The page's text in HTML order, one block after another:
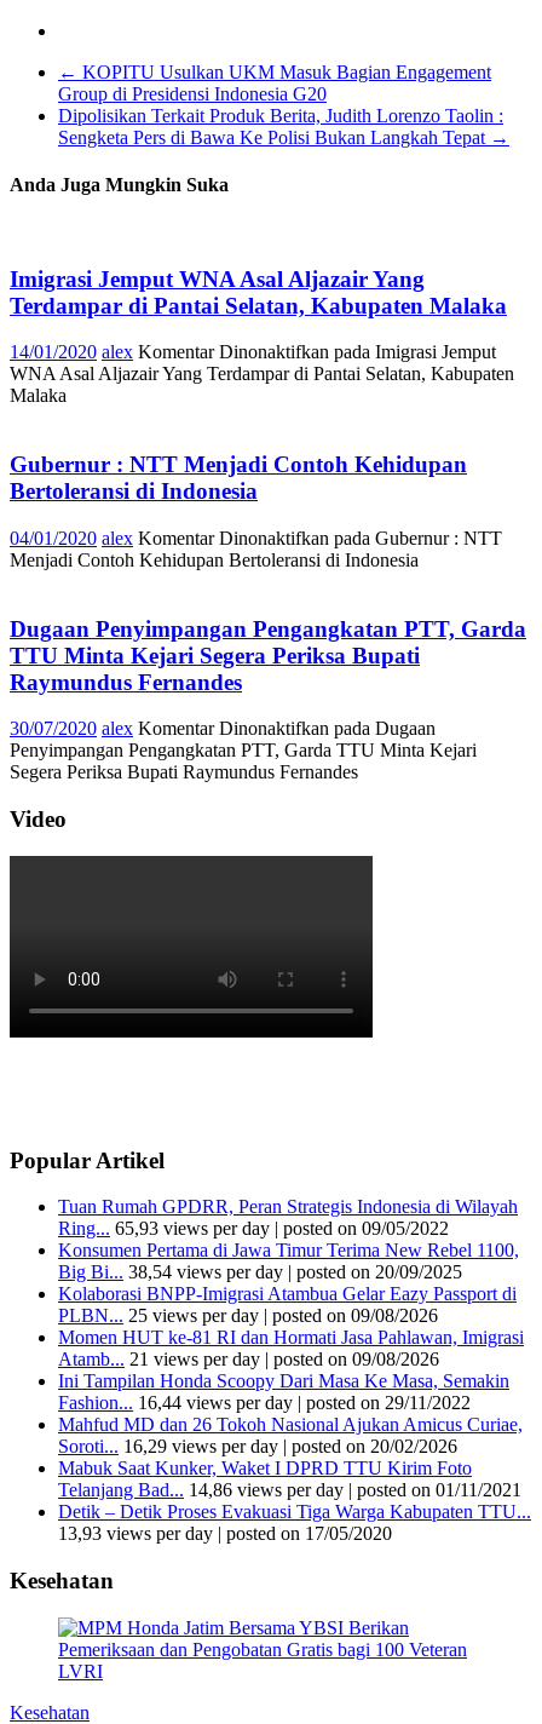
← KOPITU Usulkan UKM Masuk Bagian Engagement
Group di Presidensi Indonesia G20
Dipolisikan Terkait Produk Berita, Judith Lorenzo Taolin :
Sengketa Pers di Bawa Ke Polisi Bukan Langkah Tepat →
Anda Juga Mungkin Suka
Imigrasi Jemput WNA Asal Aljazair Yang
Terdampar di Pantai Selatan, Kabupaten Malaka
14/01/2020 alex Komentar Dinonaktifkan pada Imigrasi Jemput
WNA Asal Aljazair Yang Terdampar di Pantai Selatan, Kabupaten
Malaka
Gubernur : NTT Menjadi Contoh Kehidupan
Bertoleransi di Indonesia
04/01/2020 alex Komentar Dinonaktifkan pada Gubernur : NTT
Menjadi Contoh Kehidupan Bertoleransi di Indonesia
Dugaan Penyimpangan Pengangkatan PTT, Garda
TTU Minta Kejari Segera Periksa Bupati
Raymundus Fernandes
30/07/2020 alex Komentar Dinonaktifkan pada Dugaan
Penyimpangan Pengangkatan PTT, Garda TTU Minta Kejari
Segera Periksa Bupati Raymundus Fernandes
Video
Popular Artikel
Tuan Rumah GPDRR, Peran Strategis Indonesia di Wilayah
Ring... 65,93 views per day | posted on 09/05/2022
Konsumen Pertama di Jawa Timur Terima New Rebel 1100,
Big Bi... 38,54 views per day | posted on 20/09/2025
Kolaborasi BNPP-Imigrasi Atambua Gelar Eazy Passport di
PLBN... 25 views per day | posted on 09/08/2026
Momen HUT ke-81 RI dan Hormati Jasa Pahlawan, Imigrasi
Atamb... 21 views per day | posted on 09/08/2026
Ini Tampilan Honda Scoopy Dari Masa Ke Masa, Semakin
Fashion... 16,44 views per day | posted on 29/11/2022
Mahfud MD dan 26 Tokoh Nasional Ajukan Amicus Curiae,
Soroti... 16,29 views per day | posted on 20/02/2026
Mabuk Saat Kunker, Waket I DPRD TTU Kirim Foto
Telanjang Bad... 14,86 views per day | posted on 01/11/2021
Detik – Detik Proses Evakuasi Tiga Warga Kabupaten TTU...
13,93 views per day | posted on 17/05/2020
Kesehatan
Kesehatan